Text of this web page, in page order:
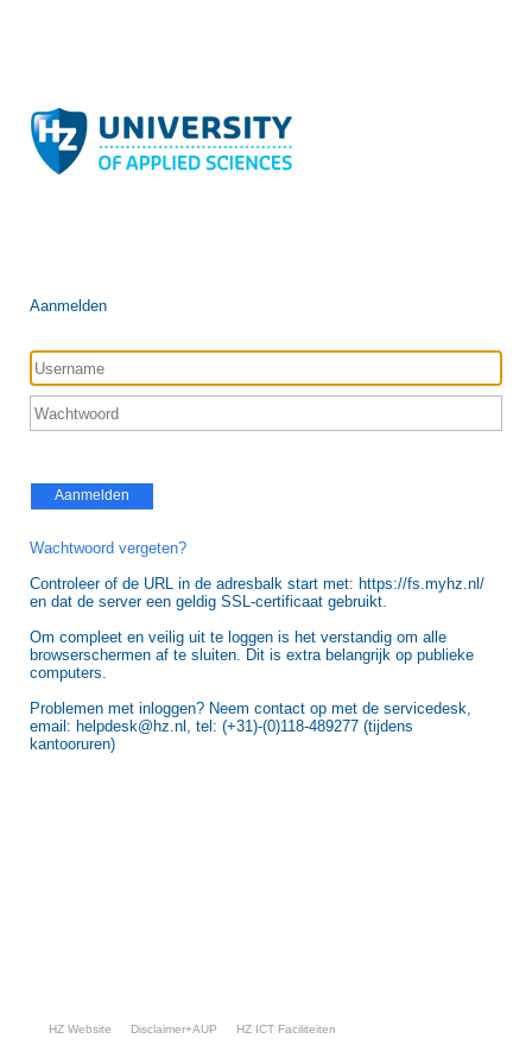
Aanmelden
Aanmelden
Wachtwoord vergeten?
Controleer of de URL in de adresbalk start met: https://fs.myhz.nl/
en dat de server een geldig SSL-certificaat gebruikt.
Om compleet en veilig uit te loggen is het verstandig om alle
browserschermen af te sluiten. Dit is extra belangrijk op publieke
computers.
Problemen met inloggen? Neem contact op met de servicedesk,
email: helpdesk@hz.nl, tel: (+31)-(0)118-489277 (tijdens
kantooruren)
HZ Website Disclaimer+AUP HZ ICT Faciliteiten